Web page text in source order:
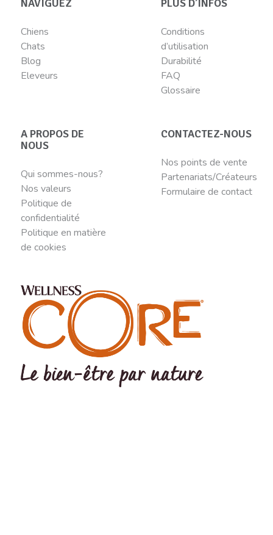
NAVIGUEZ
Chiens
Chats
Blog
Eleveurs
PLUS D’INFOS
Conditions
d’utilisation
Durabilité
FAQ
Glossaire
A PROPOS DE
NOUS
Qui sommes-nous?
Nos valeurs
Politique de
confidentialité
Politique en matière
de cookies
CONTACTEZ-NOUS
Nos points de vente
Partenariats/Créateurs
Formulaire de contact